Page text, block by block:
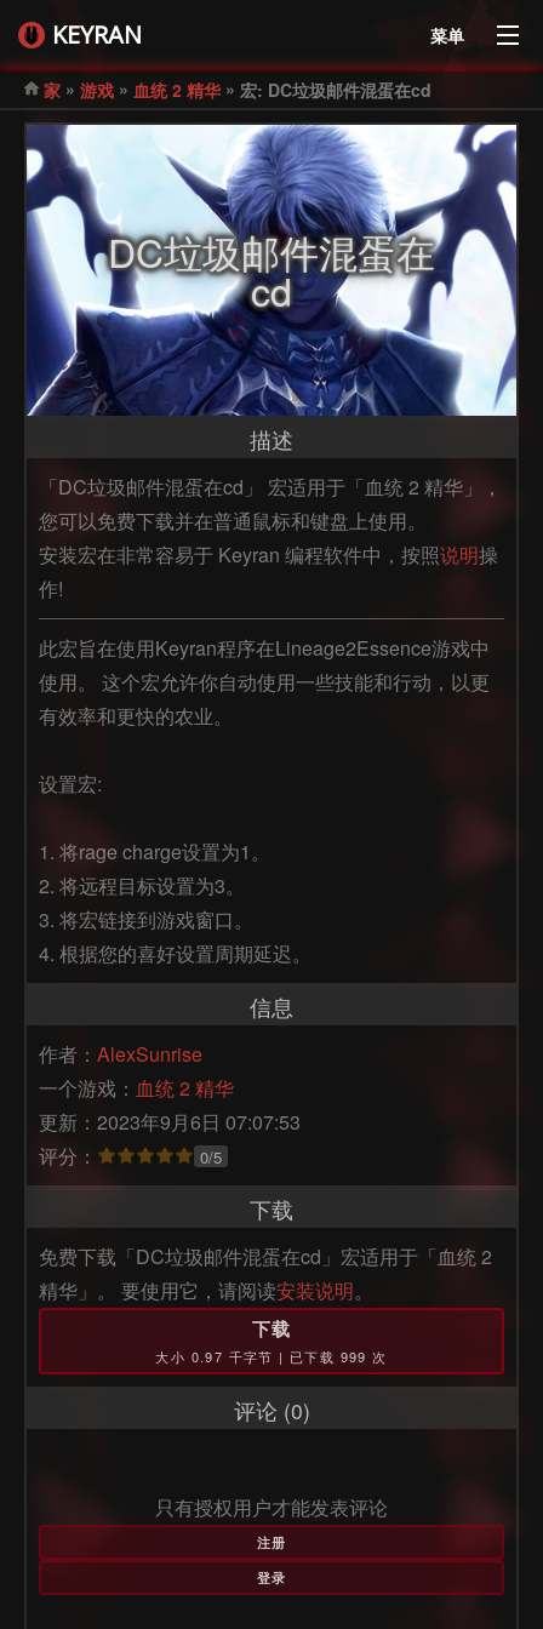
KEYRAN 菜单
家 » 游戏 » 血统 2 精华 » 宏: DC垃圾邮件混蛋在cd
DC垃圾邮件混蛋在
cd
描述
「DC垃圾邮件混蛋在cd」 宏适用于「血统 2 精华」，
您可以免费下载并在普通鼠标和键盘上使用。
安装宏在非常容易于 Keyran 编程软件中，按照说明操
作!
此宏旨在使用Keyran程序在Lineage2Essence游戏中
使用。 这个宏允许你自动使用一些技能和行动，以更
有效率和更快的农业。
设置宏:
1. 将rage charge设置为1。
2. 将远程目标设置为3。
3. 将宏链接到游戏窗口。
4. 根据您的喜好设置周期延迟。
信息
作者： AlexSunrise
一个游戏： 血统 2 精华
更新：2023年9月6日 07:07:53
评分：
0/5
下载
免费下载「DC垃圾邮件混蛋在cd」宏适用于「血统 2
精华」。 要使用它，请阅读安装说明。
下载
大小 0.97 千字节 | 已下载 999 次
评论 (0)
只有授权用户才能发表评论
注册
登录